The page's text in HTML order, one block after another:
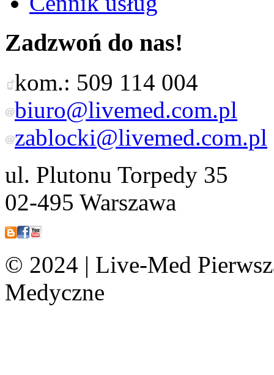
Zadzwoń do nas!
kom.: 509 114 004
biuro@livemed.com.pl
zablocki@livemed.com.pl
ul. Plutonu Torpedy 35
02-495 Warszawa
© 2024 | Live-Med
Medyczne